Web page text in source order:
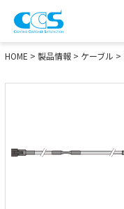
画像処理用の製品検索
HOME > 製品情報 > ケーブル >